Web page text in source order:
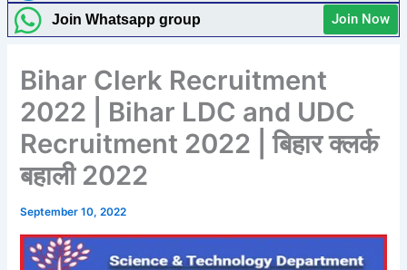
Join Whatsapp group Join Now
Bihar Clerk Recruitment
2022 | Bihar LDC and UDC
Recruitment 2022 | बिहार क्लर्क
बहाली 2022
September 10, 2022